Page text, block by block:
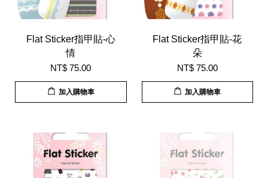
Flat Sticker指甲貼-心
情
NT$ 75.00
加入購物車
Flat Sticker指甲貼-花
朵
NT$ 75.00
加入購物車